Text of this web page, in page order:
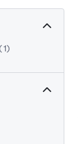
1